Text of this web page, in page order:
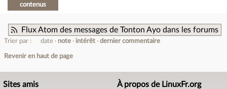
contenus
Flux Atom des messages de Tonton Ayo dans les forums
Trier par : date note intérêt dernier commentaire
Revenir en haut de page
Sites amis À propos de LinuxFr.org